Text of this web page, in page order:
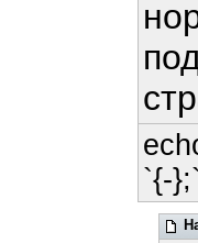
`{-